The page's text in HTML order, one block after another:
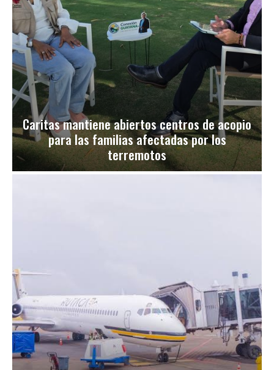
Caritas mantiene abiertos centros de acopio
para las familias afectadas por los
terremotos